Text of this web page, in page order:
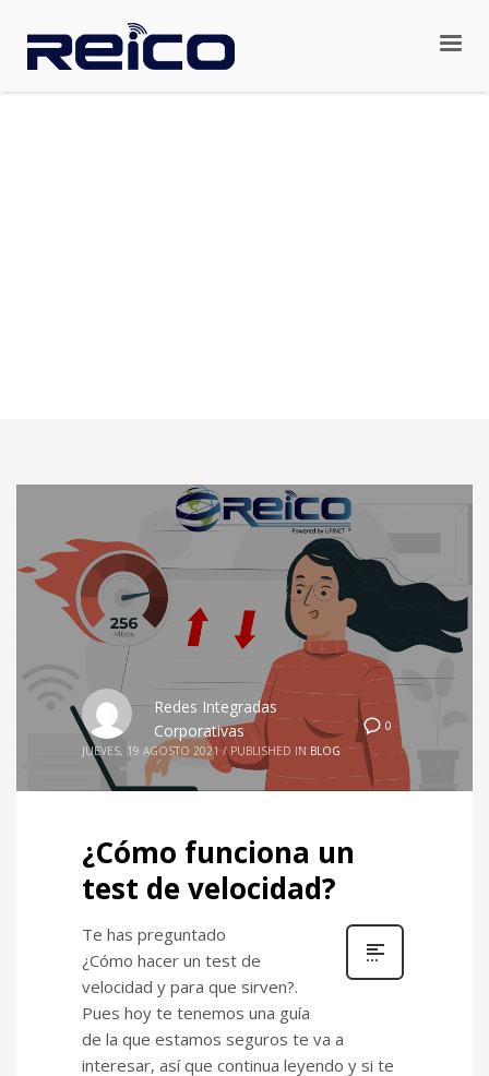
0
Redes Integradas
Corporativas
JUEVES, 19 AGOSTO 2021 / PUBLISHED IN BLOG
¿Cómo funciona un
test de velocidad?
Te has preguntado
¿Cómo hacer un test de
velocidad y para que sirven?.
Pues hoy te tenemos una guía
de la que estamos seguros te va a
interesar, así que continua leyendo y si te